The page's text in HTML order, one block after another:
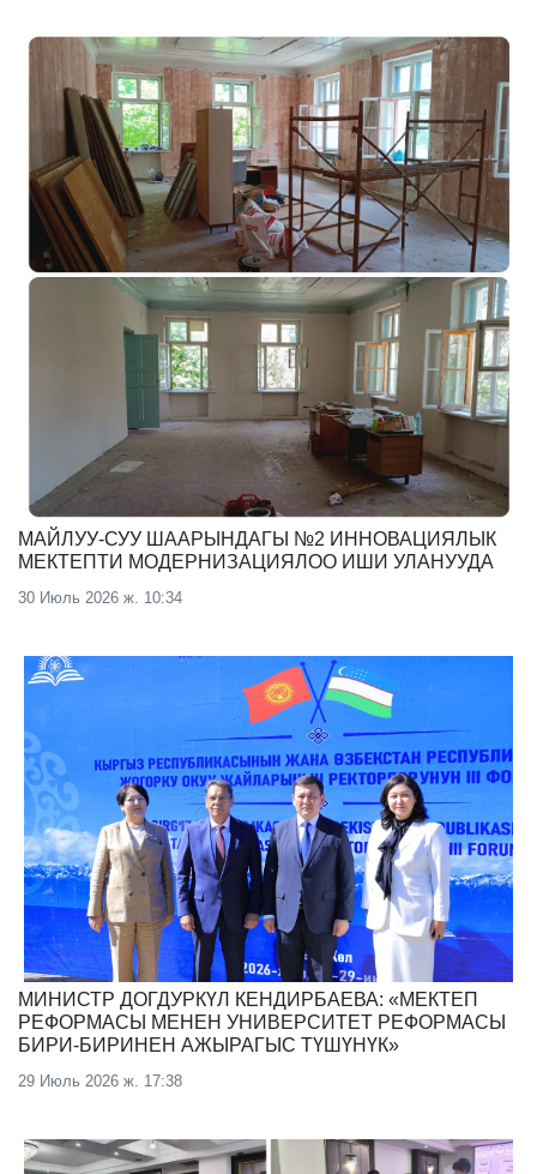
МАЙЛУУ-СУУ ШААРЫНДАГЫ №2 ИННОВАЦИЯЛЫК
МЕКТЕПТИ МОДЕРНИЗАЦИЯЛОО ИШИ УЛАНУУДА
30 Июль 2026 ж. 10:34
МИНИСТР ДОГДУРКҮЛ КЕНДИРБАЕВА: «МЕКТЕП
РЕФОРМАСЫ МЕНЕН УНИВЕРСИТЕТ РЕФОРМАСЫ
БИРИ-БИРИНЕН АЖЫРАГЫС ТҮШҮНҮК»
29 Июль 2026 ж. 17:38